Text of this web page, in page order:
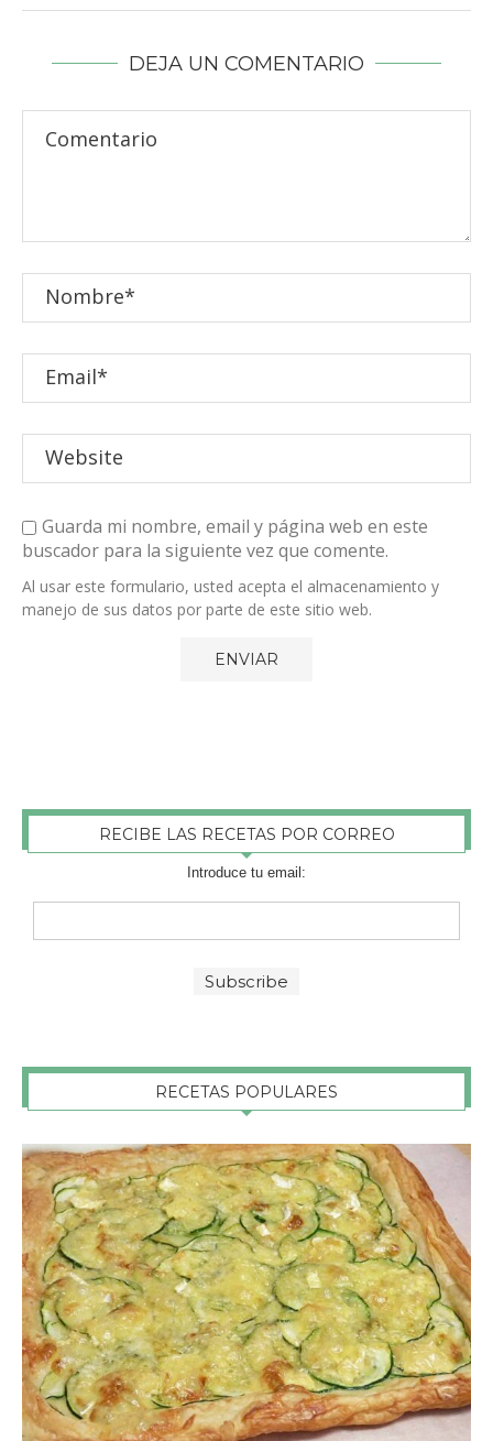
DEJA UN COMENTARIO
Guarda mi nombre, email y página web en este
buscador para la siguiente vez que comente.
Al usar este formulario, usted acepta el almacenamiento y
manejo de sus datos por parte de este sitio web.
RECIBE LAS RECETAS POR CORREO
Introduce tu email:
RECETAS POPULARES